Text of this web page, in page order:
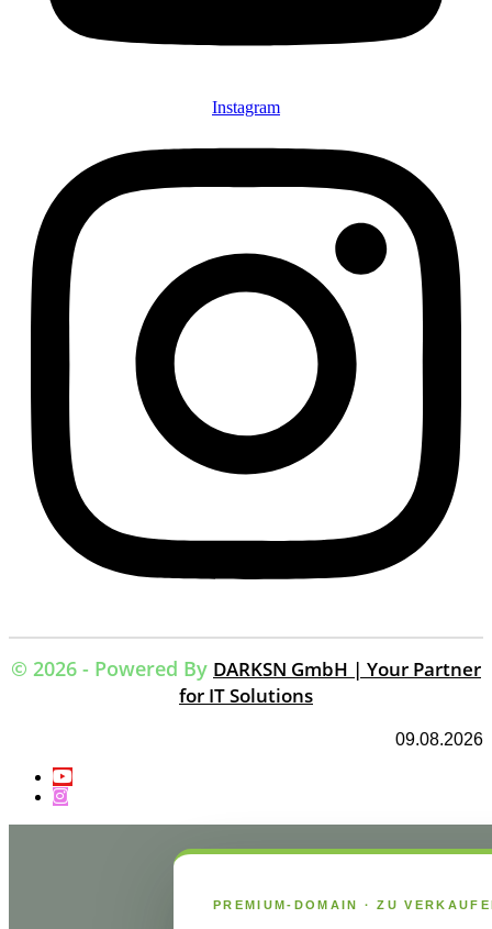
Instagram
© 2026 - Powered By DARKSN GmbH | Your Partner
for IT Solutions
09.08.2026
PREMIUM-DOMAIN · ZU